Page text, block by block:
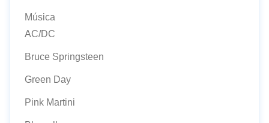
Música
AC/DC
Bruce Springsteen
Green Day
Pink Martini